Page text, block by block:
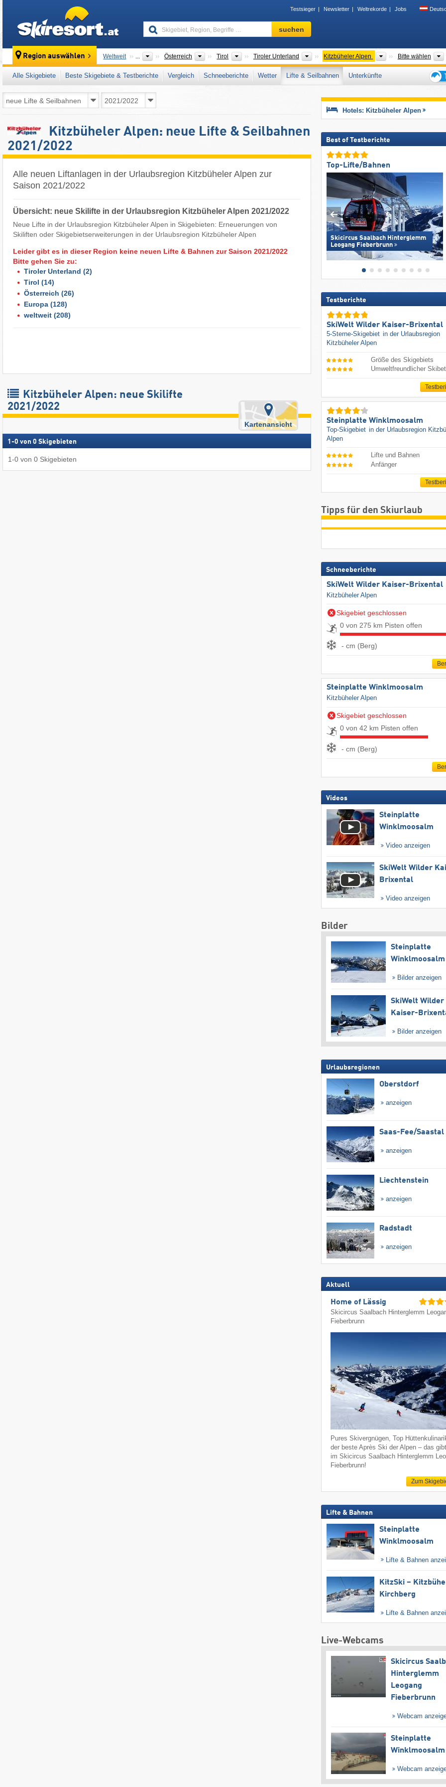
Testsieger Newsletter Weltrekorde Jobs
Skigebiet,
Region,
…
suchen
Region auswählen Weltweit ... Österreich Länder
Tirol Bundesländer
Tiroler Unterland Großregionen
Kitzbüheler Alpen Tourismusregionen
Bitte wählen
Alle Skigebiete Beste Skigebiete & Testberichte Vergleich Schneeberichte Wetter Lifte & Seilbahnen
Unterkünfte
für
Kitzbüheler Alpen: neue Lifte & Seilbahnen
2021/2022
Alle neuen Liftanlagen in der Urlaubsregion Kitzbüheler Alpen zur
Saison 2021/2022
Übersicht: neue Skilifte in der Urlaubsregion Kitzbüheler Alpen 2021/2022
Neue Lifte in der Urlaubsregion Kitzbüheler Alpen in Skigebieten: Erneuerungen von
Skiliften oder Skigebietserweiterungen in der Urlaubsregion Kitzbüheler Alpen
Leider gibt es in dieser Region keine neuen Lifte & Bahnen zur Saison 2021/2022
Bitte gehen Sie zu:
Tiroler Unterland (2)
Tirol (14)
Österreich (26)
Europa (128)
weltweit (208)
Kitzbüheler Alpen: neue Skilifte
2021/2022
Kartenansicht
1 -0 von 0 Skigebieten
1-0 von 0 Skigebieten
Hotels: Kitzbüheler Alpen
Best of Testberichte
Top-Lifte/Bahnen
Skicircus Saalbach Hinterglemm
Leogang Fieberbrunn
Testberichte
SkiWelt Wilder Kaiser-Brixental
5-Sterne-Skigebiet in der Urlaubsregion
Kitzbüheler Alpen
Größe des Skigebiets
Umweltfreundlicher
Steinplatte Winklmoosalm
Top-Skigebiet in der Urlaubsregion
Alpen
Lifte und Bahnen
Anfänger
Tipps für den Skiurlaub
Schneeberichte
SkiWelt Wilder Kaiser-Brixental
Kitzbüheler Alpen
Skigebiet geschlossen
0 von 275 km Pisten offen
- cm (Berg)
Steinplatte Winklmoosalm
Kitzbüheler Alpen
Skigebiet geschlossen
0 von 42 km Pisten offen
- cm (Berg)
Videos
Steinplatte
Winklmoosalm
Video anzeigen
SkiWelt Wilder
Brixental
Video anzeigen
Bilder
Steinplatte
Winklmoosalm
Bilder anzeigen
SkiWelt Wilder
Kaiser-
Bilder anzeigen
Urlaubsregionen
Oberstdorf
anzeigen
Saas-Fee/​Saastal
anzeigen
Liechtenstein
anzeigen
Radstadt
anzeigen
Aktuell
Home of Lässig
Skicircus Saalbach Hinterglemm
Fieberbrunn
Pures Skivergnügen, Top
der beste Après Ski der Alpen – das
im Skicircus Saalbach Hinterglemm
Fieberbrunn!
Zum
Lifte & Bahnen
Steinplatte
Winklmoosalm
Lifte & Bahnen
KitzSki –
Kirchberg
Lifte & Bahnen
Live-Webcams
Skicircus
Hinterglemm
Leogang
Fieberbrunn
Webcam
Steinplatte
Winklmoosalm
Webcam